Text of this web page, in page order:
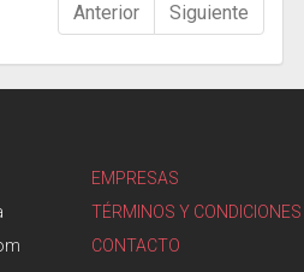
Anterior
Siguiente
EMPRESAS
TÉRMINOS Y CONDICIONES
CONTACTO